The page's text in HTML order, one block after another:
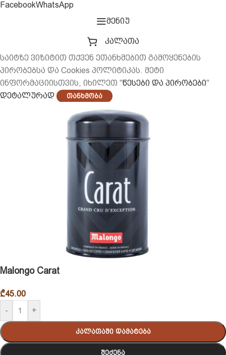
FacebookWhatsApp
მენიუ
კალათა
საიტზე ვიზიტით თქვენ ეთანხმებით გამოყენების
პირობებსა და Cookies პოლიტიკას. მეტი
ინფორმაციისთვის, იხილეთ "წესები და პირობები"
დეტალურად
Თანხმობა
Malongo Carat
₾45.00
-
+
Კალათაში Დამატება
Შეძენა